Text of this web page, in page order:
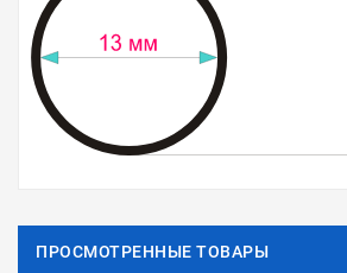
ПРОСМОТРЕННЫЕ ТОВАРЫ